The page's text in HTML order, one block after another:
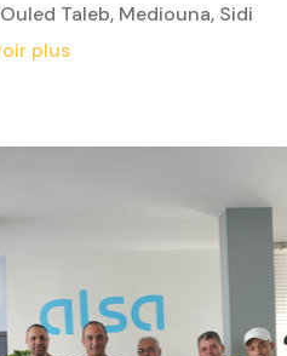
Taleb, Mediouna, Sidi
plus